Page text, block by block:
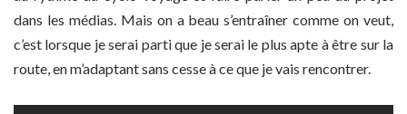
dans les médias. Mais on a beau s’entraîner comme on veut,
c’est lorsque je serai parti que je serai le plus apte à être sur la
route, en m’adaptant sans cesse à ce que je vais rencontrer.